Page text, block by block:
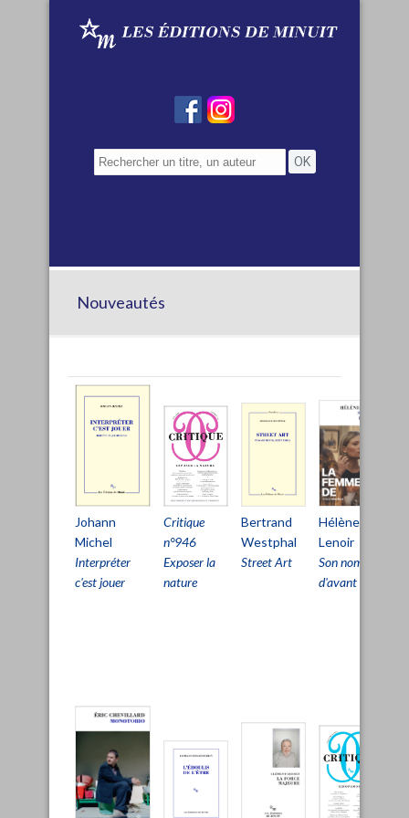
Nouveautés
Johann
Michel
Interpréter
c'est jouer
Critique
n°946
Exposer la
nature
Bertrand
Westphal
Street Art
Hélène
Lenoir
Son nom
d'avant